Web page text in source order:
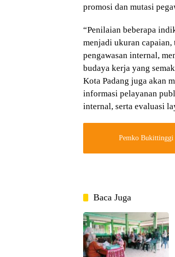
promosi dan mutasi
“Penilaian beberapa
menjadi ukuran
pengawasan internal,
budaya kerja yang
Kota Padang juga akan
informasi pelayanan
internal, serta evaluasi
Pemko Bukittinggi
Baca Juga